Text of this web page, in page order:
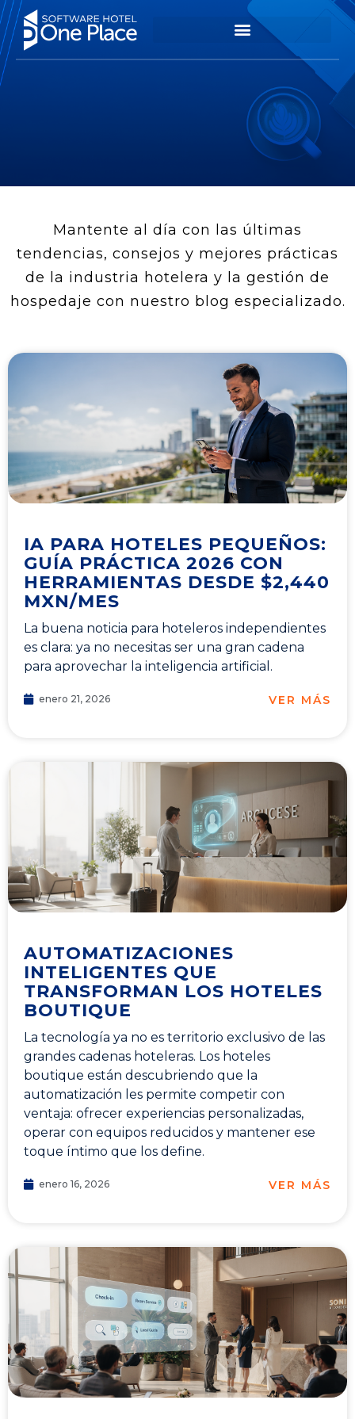
Mantente al día con las últimas
tendencias, consejos y mejores prácticas
de la industria hotelera y la gestión de
hospedaje con nuestro blog especializado.
IA PARA HOTELES PEQUEÑOS:
GUÍA PRÁCTICA 2026 CON
HERRAMIENTAS DESDE $2,440
MXN/MES
La buena noticia para hoteleros independientes
es clara: ya no necesitas ser una gran cadena
para aprovechar la inteligencia artificial.
enero 21, 2026 VER MÁS
AUTOMATIZACIONES
INTELIGENTES QUE
TRANSFORMAN LOS HOTELES
BOUTIQUE
La tecnología ya no es territorio exclusivo de las
grandes cadenas hoteleras. Los hoteles
boutique están descubriendo que la
automatización les permite competir con
ventaja: ofrecer experiencias personalizadas,
operar con equipos reducidos y mantener ese
toque íntimo que los define.
enero 16, 2026 VER MÁS